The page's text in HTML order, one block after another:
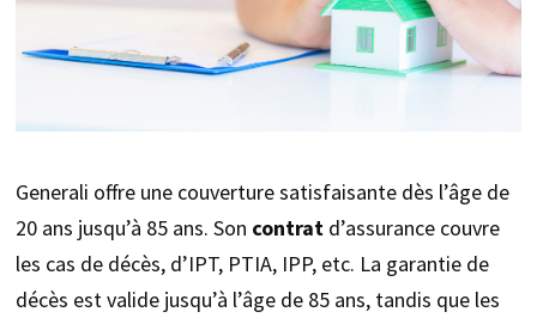
Generali offre une couverture satisfaisante dès l’âge de
20 ans jusqu’à 85 ans. Son contrat d’assurance couvre
les cas de décès, d’IPT, PTIA, IPP, etc. La garantie de
décès est valide jusqu’à l’âge de 85 ans, tandis que les